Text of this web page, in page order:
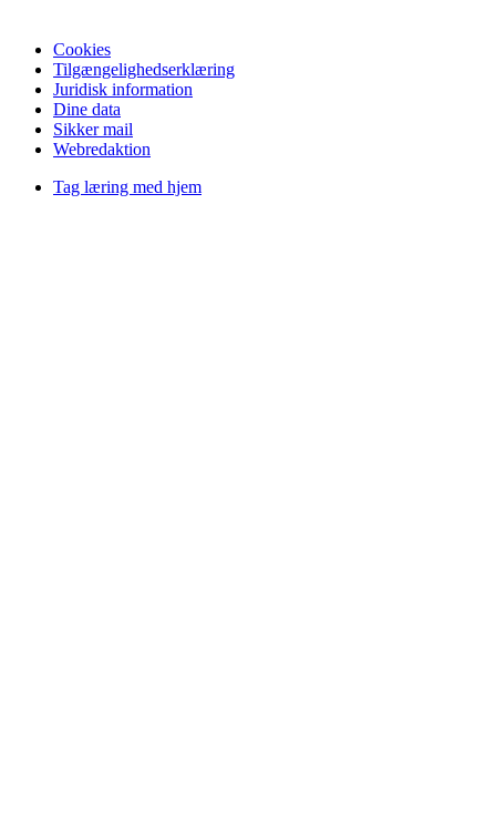
Cookies
Tilgængelighedserklæring
Juridisk information
Dine data
Sikker mail
Webredaktion
Tag læring med hjem